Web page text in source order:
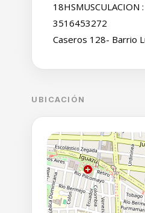
18HSMUSCULACION
3516453272
Caseros 128- Barrio
UBICACIÓN